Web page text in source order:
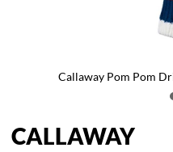
Callaway Pom Pom
CALLAWAY